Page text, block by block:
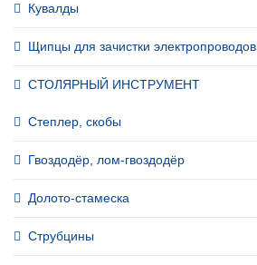
Кувалды
Щипцы для зачистки электропроводов
СТОЛЯРНЫЙ ИНСТРУМЕНТ
Степлер, скобы
Гвоздодёр, лом-гвоздодёр
Долото-стамеска
Струбцины